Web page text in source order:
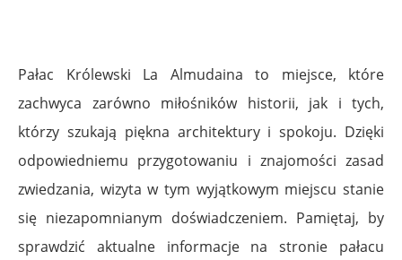
Pałac Królewski La Almudaina to miejsce, które
zachwyca zarówno miłośników historii, jak i tych,
którzy szukają piękna architektury i spokoju. Dzięki
odpowiedniemu przygotowaniu i znajomości zasad
zwiedzania, wizyta w tym wyjątkowym miejscu stanie
się niezapomnianym doświadczeniem. Pamiętaj, by
sprawdzić aktualne informacje na stronie pałacu